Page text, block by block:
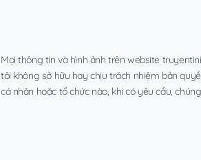
Mọi thông tin và hình ảnh trên website
tôi không sở hữu hay chịu trách nhiệm bản
cá nhân hoặc tổ chức nào, khi có yêu cầu,